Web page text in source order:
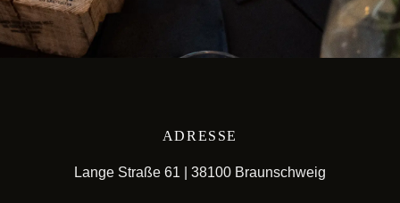
ADRESSE
Lange Straße 61 | 38100 Braunschweig